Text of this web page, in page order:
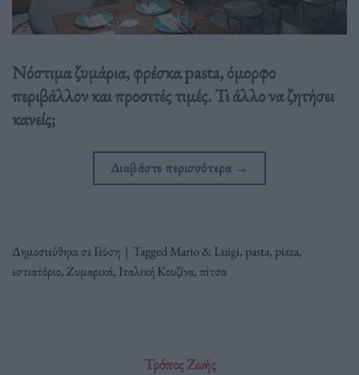
Νόστιμα ζυμάρια, φρέσκα pasta, όμορφο
περιβάλλον και προσιτές τιμές. Τι άλλο να ζητήσει
κανείς;
Διαβάστε περισσότερα →
Δημοσιεύθηκε σεΓεύση | TaggedMario & Luigi, pasta, pizza,
εστιατόριο,Ζυμαρικά, Ιταλική Κουζίνα,πίτσα
Τρόπος Ζωής